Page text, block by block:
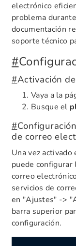
electrónico
problema
documentación
soporte técnico
#
#Activación
Vaya a la
Busque el
#
de correo
Una vez activado
puede configurar
correo
servicios de
en "Ajustes" ->
barra superior
configuración.